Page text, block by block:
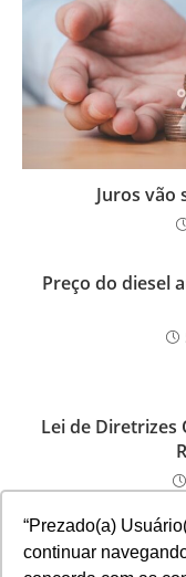
“Prezado(a)
continuar
Juros vão
Preço do diesel
Lei de